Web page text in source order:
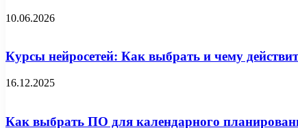
10.06.2026
Курсы нейросетей: Как выбрать и чему
16.12.2025
Как выбрать ПО для календарного